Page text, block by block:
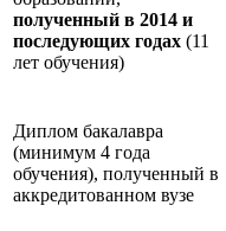
полученный в 2014 и
последующих годах (11
лет обучения)
Диплом бакалавра
(минимум 4 года
обучения), полученный в
аккредитованном вузе